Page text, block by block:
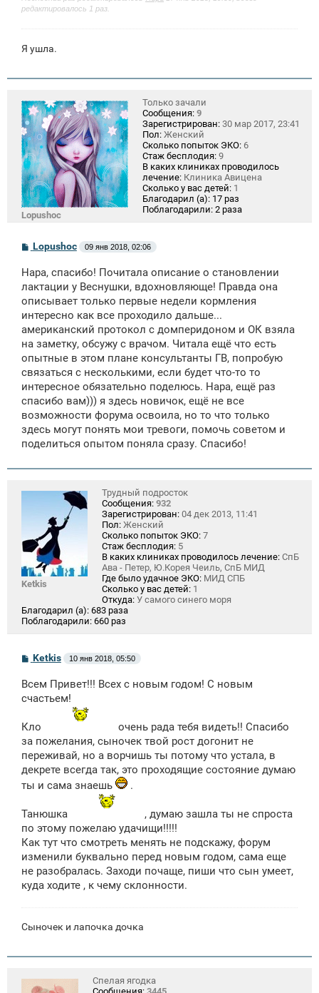
е
редактировалось 1 раз.
Я ушла.
Lopushoc
Только зачали
Сообщения: 9
Зарегистрирован: 30 мар 2017, 23:41
Пол: Женский
Сколько попыток ЭКО: 6
Стаж бесплодия: 9
В каких клиниках проводилось
лечение: Клиника Авицена
Сколько у вас детей: 1
Благодарил (а): 17 раз
Поблагодарили: 2 раза
С
о
б
щ
н
и
Lopushoc 09 янв 2018, 02:06
Нара, спасибо! Почитала описание о становлении
лактации у Веснушки, вдохновляюще! Правда она
описывает только первые недели кормления
интересно как все проходило дальше...
американский протокол с домперидоном и ОК взяла
на заметку, обсужу с врачом. Читала ещё что есть
опытные в этом плане консультанты ГВ, попробую
связаться с несколькими, если будет что-то то
интересное обязательно поделюсь. Нара, ещё раз
спасибо вам))) я здесь новичок, ещё не все
возможности форума освоила, но то что только
здесь могут понять мои тревоги, помочь советом и
поделиться опытом поняла сразу. Спасибо!
Ketkis
Трудный подросток
Сообщения: 932
Зарегистрирован: 04 дек 2013, 11:41
Пол: Женский
Сколько попыток ЭКО: 7
Стаж бесплодия: 5
В каких клиниках проводилось лечение: СпБ
Ава - Петер, Ю.Корея Чеиль, СпБ МИД
Где было удачное ЭКО: МИД СПБ
Сколько у вас детей: 1
Откуда: У самого синего моря
Благодарил (а): 683 раза
Поблагодарили: 660 раз
С
о
б
щ
и
Ketkis 10 янв 2018, 05:50
Всем Привет!!! Всех с новым годом! С новым
счастьем!
Кло
очень рада тебя видеть!! Спасибо
за пожелания, сыночек твой рост догонит не
переживай, но а ворчишь ты потому что устала, в
декрете всегда так, это проходящие состояние думаю
ты и сама знаешь
.
Танюшка
, думаю зашла ты не спроста
по этому пожелаю удачищи!!!!!
Как тут что смотреть менять не подскажу, форум
изменили буквально перед новым годом, сама еще
не разобралась. Заходи почаще, пиши что сын умеет,
куда ходите , к чему склонности.
Сыночек и лапочка дочка
Спелая ягодка